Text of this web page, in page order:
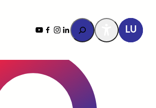
YouTube
Facebook
Instagram
LinkedIn
Rechercher
LU